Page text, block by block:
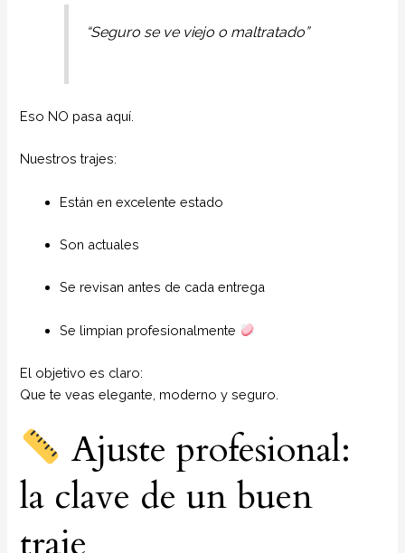
“Seguro se ve viejo o maltratado”
Eso NO pasa aquí.
Nuestros trajes:
Están en excelente estado
Son actuales
Se revisan antes de cada entrega
Se limpian profesionalmente
El objetivo es claro:
Que te veas elegante, moderno y seguro.
Ajuste profesional:
la clave de un buen